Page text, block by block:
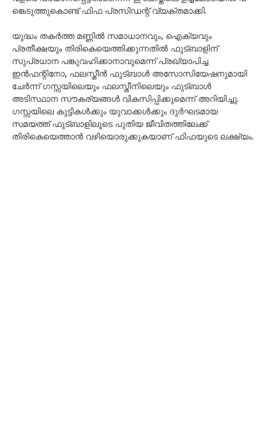
ങ്കെടുത്തുകൊണ്ട് ഫിഫ പ്രസിഡന്റ് വ്യക്തമാക്കി.
യുദ്ധം തകർത്ത മണ്ണിൽ സമാധാനവും, ഐക്യവും
പ്രതീക്ഷയും തിരികെയെത്തിക്കുന്നതിൽ ഫുട്ബാളിന്
സുപ്രധാന പങ്കുവഹിക്കാനാവുമെന്ന് ​പ്രഖ്യാപിച്ച
ഇൻഫന്റിനോ, ഫലസ്തീൻ ഫുട്ബാൾ അസോസിയേഷനുമായി
ചേർന്ന് ഗസ്സയിലെയും ഫലസ്തീനിലെയും ഫുട്ബാൾ
അടിസ്ഥാന സൗകര്യങ്ങൾ വികസിപ്പിക്കുമെന്ന് അറിയിച്ചു.
ഗസ്സയിലെ കുട്ടികൾക്കും യുവാക്കൾക്കും ദുർഘടമായ
സമയത്ത് ഫുട്ബാളിലൂടെ പുതിയ ജീവിതത്തിലേക്ക്
തിരികെയെത്താൻ വഴിയൊരുക്കുകയാണ് ഫിഫയുടെ ലക്ഷ്യം.